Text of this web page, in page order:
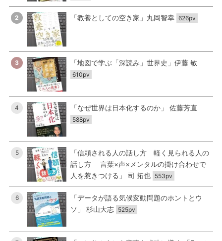
2 「教養としての空き家」丸岡智幸 626pv
3 「地図で学ぶ「深読み」世界史」伊藤 敏
610pv
4 「なぜ世界は日本化するのか」 佐藤芳直
588pv
5
「信頼される人の話し方 軽く見られる人の
話し方 言葉×声×メンタルの掛け合わせで
人を惹きつける」 司 拓也 553pv
6
「データが語る気候変動問題のホントとウ
ソ」 杉山大志 525pv